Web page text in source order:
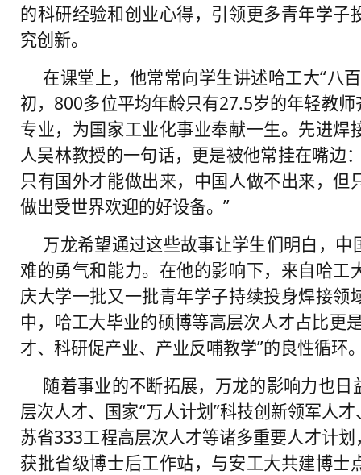
的科研经验和创业心得，引领更多青年学子
究创新。
在课堂上，他常常向学生讲述哈工大“八
初，800多位平均年龄只有27.5岁的年轻教
专业，为国家工业化事业奉献一生。先进焊
人吴林教授的一句话，更是被他常挂在嘴边
只有国外才能做出来，中国人做不出来，但
做出受世界欢迎的好设备。”
万龙希望通过这些故事让学生们明白，
难的勇气和能力。在他的影响下，来自哈工
庆大学一批又一批青年学子持续投身焊接领
中，哈工大毕业的硕博等高层次人才占比更
才、科研促产业、产业反哺教学”的良性循环
随着事业的不断拓展，万龙的影响力也
层次人才、国家“万人计划”科技创新领军人
苏省333工程高层次人才等诸多重要人才计
获批省级博士后工作站，与安工大共建博士